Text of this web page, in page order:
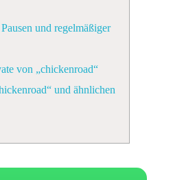
und regelmäßiger
von „chickenroad“
und ähnlichen